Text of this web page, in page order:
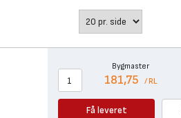
Bygmaster
181,75 / RL
Få leveret